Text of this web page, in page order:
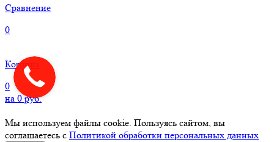
Сравнение
0
Корзина
0
на 0руб.
Мы используем файлы cookie. Пользуясь сайтом, вы
соглашаетесь с Политикой обработки персональных данных